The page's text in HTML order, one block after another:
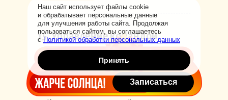
— Как составить стратегию найма
в компании
— Как разработать систему мотивации
— Как поддерживать дисциплину
в команде
15. Управление командой
Записаться
Принять
Наш сайт использует файлы cookie
и обрабатывает персональные данные
для улучшения работы сайта. Продолжая
пользоваться сайтом, вы соглашаетесь
сПолитикой обработки персональных данных